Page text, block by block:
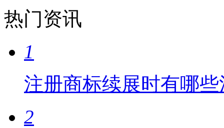
热门资讯
1
注册商标续展时有哪
2